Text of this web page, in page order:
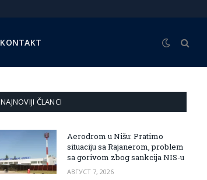
KONTAKT
NAJNOVIJI ČLANCI
Aerodrom u Nišu: Pratimo
situaciju sa Rajanerom, problem
sa gorivom zbog sankcija NIS-u
АВГУСТ 7, 2026